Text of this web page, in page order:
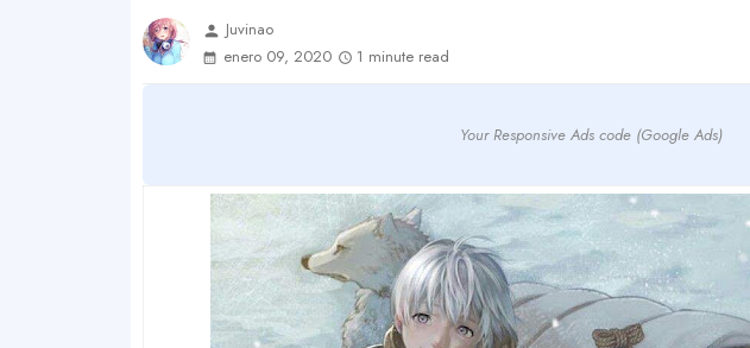
person Juvinao
enero 09, 2020
1 minute read
Your Responsive Ads code (Google Ads)